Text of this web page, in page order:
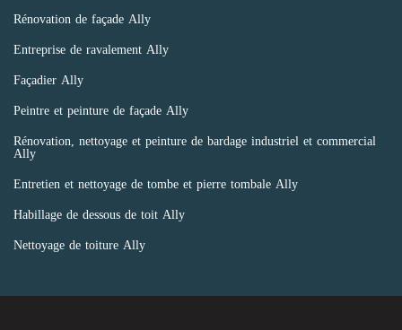
Rénovation de façade Ally
Entreprise de ravalement Ally
Façadier Ally
Peintre et peinture de façade Ally
Rénovation, nettoyage et peinture de bardage industriel et commercial
Ally
Entretien et nettoyage de tombe et pierre tombale Ally
Habillage de dessous de toit Ally
Nettoyage de toiture Ally